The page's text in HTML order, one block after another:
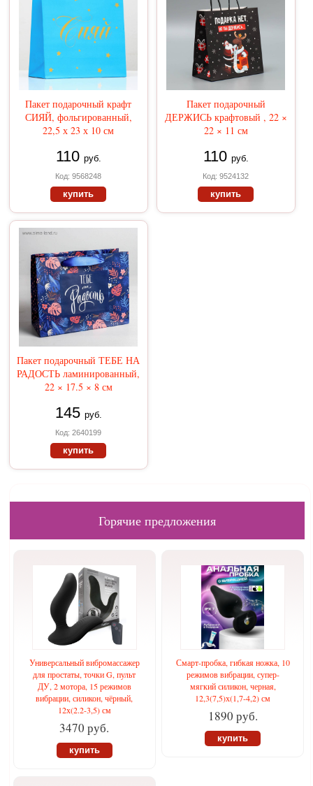
Пакет подарочный крафт
СИЯЙ, фольгированный,
22,5 х 23 х 10 см
110 руб.
Код: 9568248
купить
Пакет подарочный
ДЕРЖИСЬ крафтовый , 22 ×
22 × 11 см
110 руб.
Код: 9524132
купить
Пакет подарочный ТЕБЕ НА
РАДОСТЬ ламинированный,
22 × 17.5 × 8 см
145 руб.
Код: 2640199
купить
Горячие предложения
Универсальный вибромассажер
для простаты, точки G, пульт
ДУ, 2 мотора, 15 режимов
вибрации, силикон, чёрный,
12х(2.2-3,5) см
3470 руб.
купить
Смарт-пробка, гибкая ножка, 10
режимов вибрации, супер-
мягкий силикон, черная,
12,3(7,5)х(1,7-4,2) см
1890 руб.
купить